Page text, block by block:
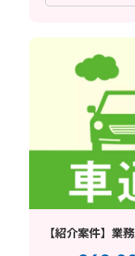
【紹介案件】業